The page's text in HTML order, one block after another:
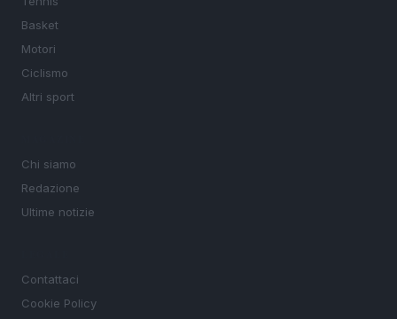
Basket
Motori
Ciclismo
Altri sport
Chi siamo
Redazione
Ultime notizie
Contattaci
Cookie Policy